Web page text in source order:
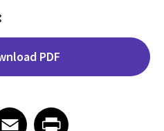
PDF
on EmailEmailShare on Print